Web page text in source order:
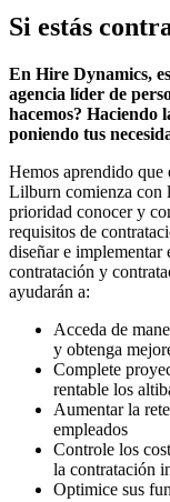
Si estás
En Hire Dynamics,
agencia líder de
hacemos? Haciendo
poniendo tus
Hemos aprendido que
Lilburn comienza con
prioridad conocer y
requisitos de
diseñar e implementar
contratación y
ayudarán a:
Acceda de
y obtenga
Complete
rentable los
Aumentar la
empleados
Controle los
la contratación
Optimice sus